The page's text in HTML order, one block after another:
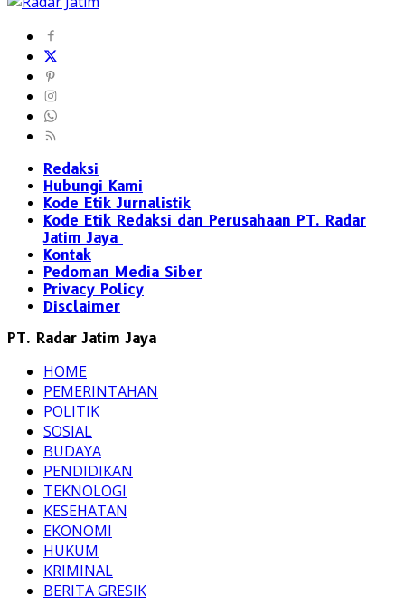
Redaksi
Hubungi Kami
Kode Etik Jurnalistik
Kode Etik Redaksi dan Perusahaan PT. Radar
Jatim Jaya
Kontak
Pedoman Media Siber
Privacy Policy
Disclaimer
PT. Radar Jatim Jaya
HOME
PEMERINTAHAN
POLITIK
SOSIAL
BUDAYA
PENDIDIKAN
TEKNOLOGI
KESEHATAN
EKONOMI
HUKUM
KRIMINAL
BERITA GRESIK